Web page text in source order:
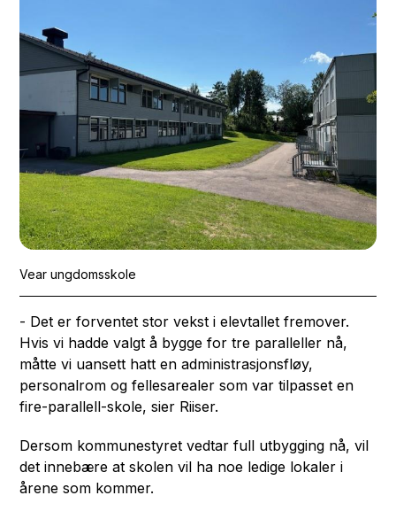
Vear ungdomsskole
- Det er forventet stor vekst i elevtallet fremover.
Hvis vi hadde valgt å bygge for tre paralleller nå,
måtte vi uansett hatt en administrasjonsfløy,
personalrom og fellesarealer som var tilpasset en
fire-parallell-skole, sier Riiser.
Dersom kommunestyret vedtar full utbygging nå, vil
det innebære at skolen vil ha noe ledige lokaler i
årene som kommer.